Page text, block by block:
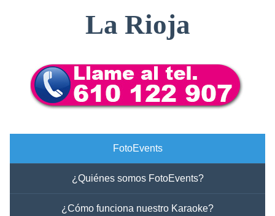
La Rioja
FotoEvents
¿Quiénes somos FotoEvents?
¿Cómo funciona nuestro Karaoke?